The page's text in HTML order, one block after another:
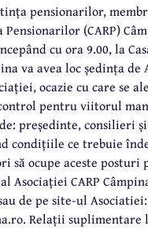
pensionarilor,
(CARP)
cu ora 9.00, la
va avea loc ședința de
ocazie cu care se
pentru viitorul
președinte, consilieri
condițiile ce trebuie
să ocupe aceste posturi
Asociației CARP
de pe site-ul Asociatiei:
Relații suplimentare